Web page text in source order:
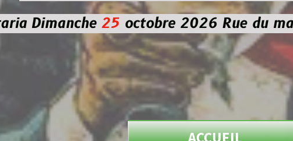
25octobre 2026Rue du marché
ACCUEIL